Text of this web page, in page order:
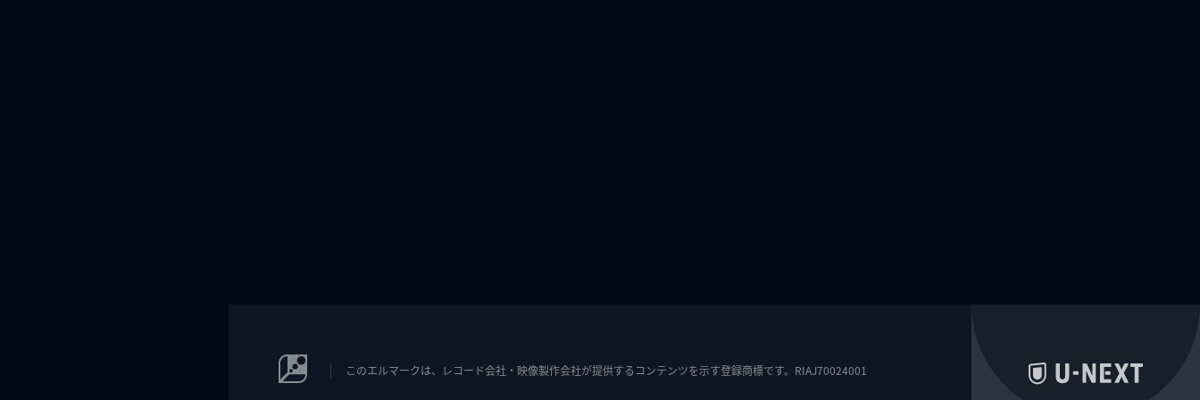
このエルマークは、レコード会社・映像製作会社が提供するコンテンツを示す登録商標です。RIAJ70024001